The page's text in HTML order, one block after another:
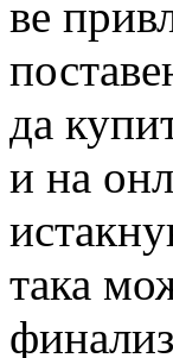
ве
да
и на
така